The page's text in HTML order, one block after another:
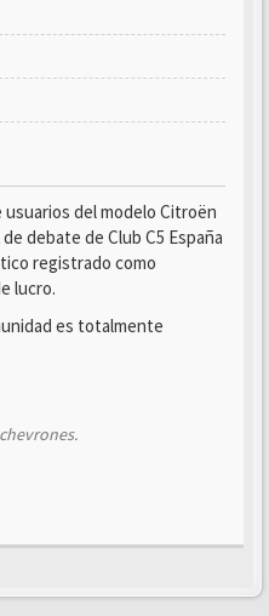
del modelo Citroën
debate de Club C5 España
registrado como
lucro.
es totalmente